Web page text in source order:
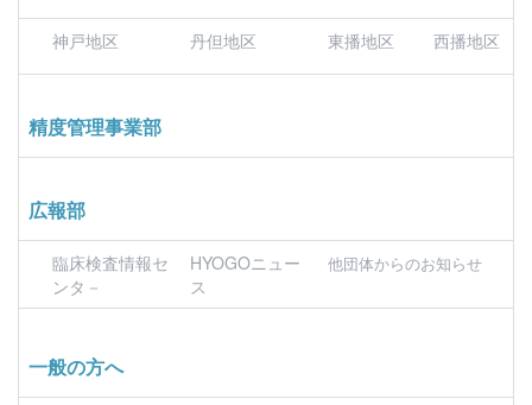
神戸地区 丹但地区 東播地区 西播地区
精度管理事業部
広報部
臨床検査情報セ
ンタ－
HYOGOニュー
ス
他団体からのお知らせ
一般の方へ